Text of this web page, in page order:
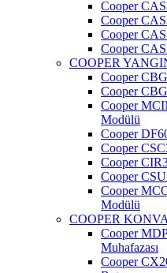
Cooper
Cooper
Cooper
Cooper
COOPER
Cooper
Cooper
Cooper
Modülü
Cooper
Cooper
Cooper
Cooper
Cooper
Modülü
COOPER
Cooper
Muhafazası
Cooper